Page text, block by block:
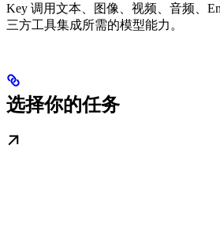
Key 调用文本、图像、视频、音频、
三方工具集成所需的模型能力。
选择你的任务